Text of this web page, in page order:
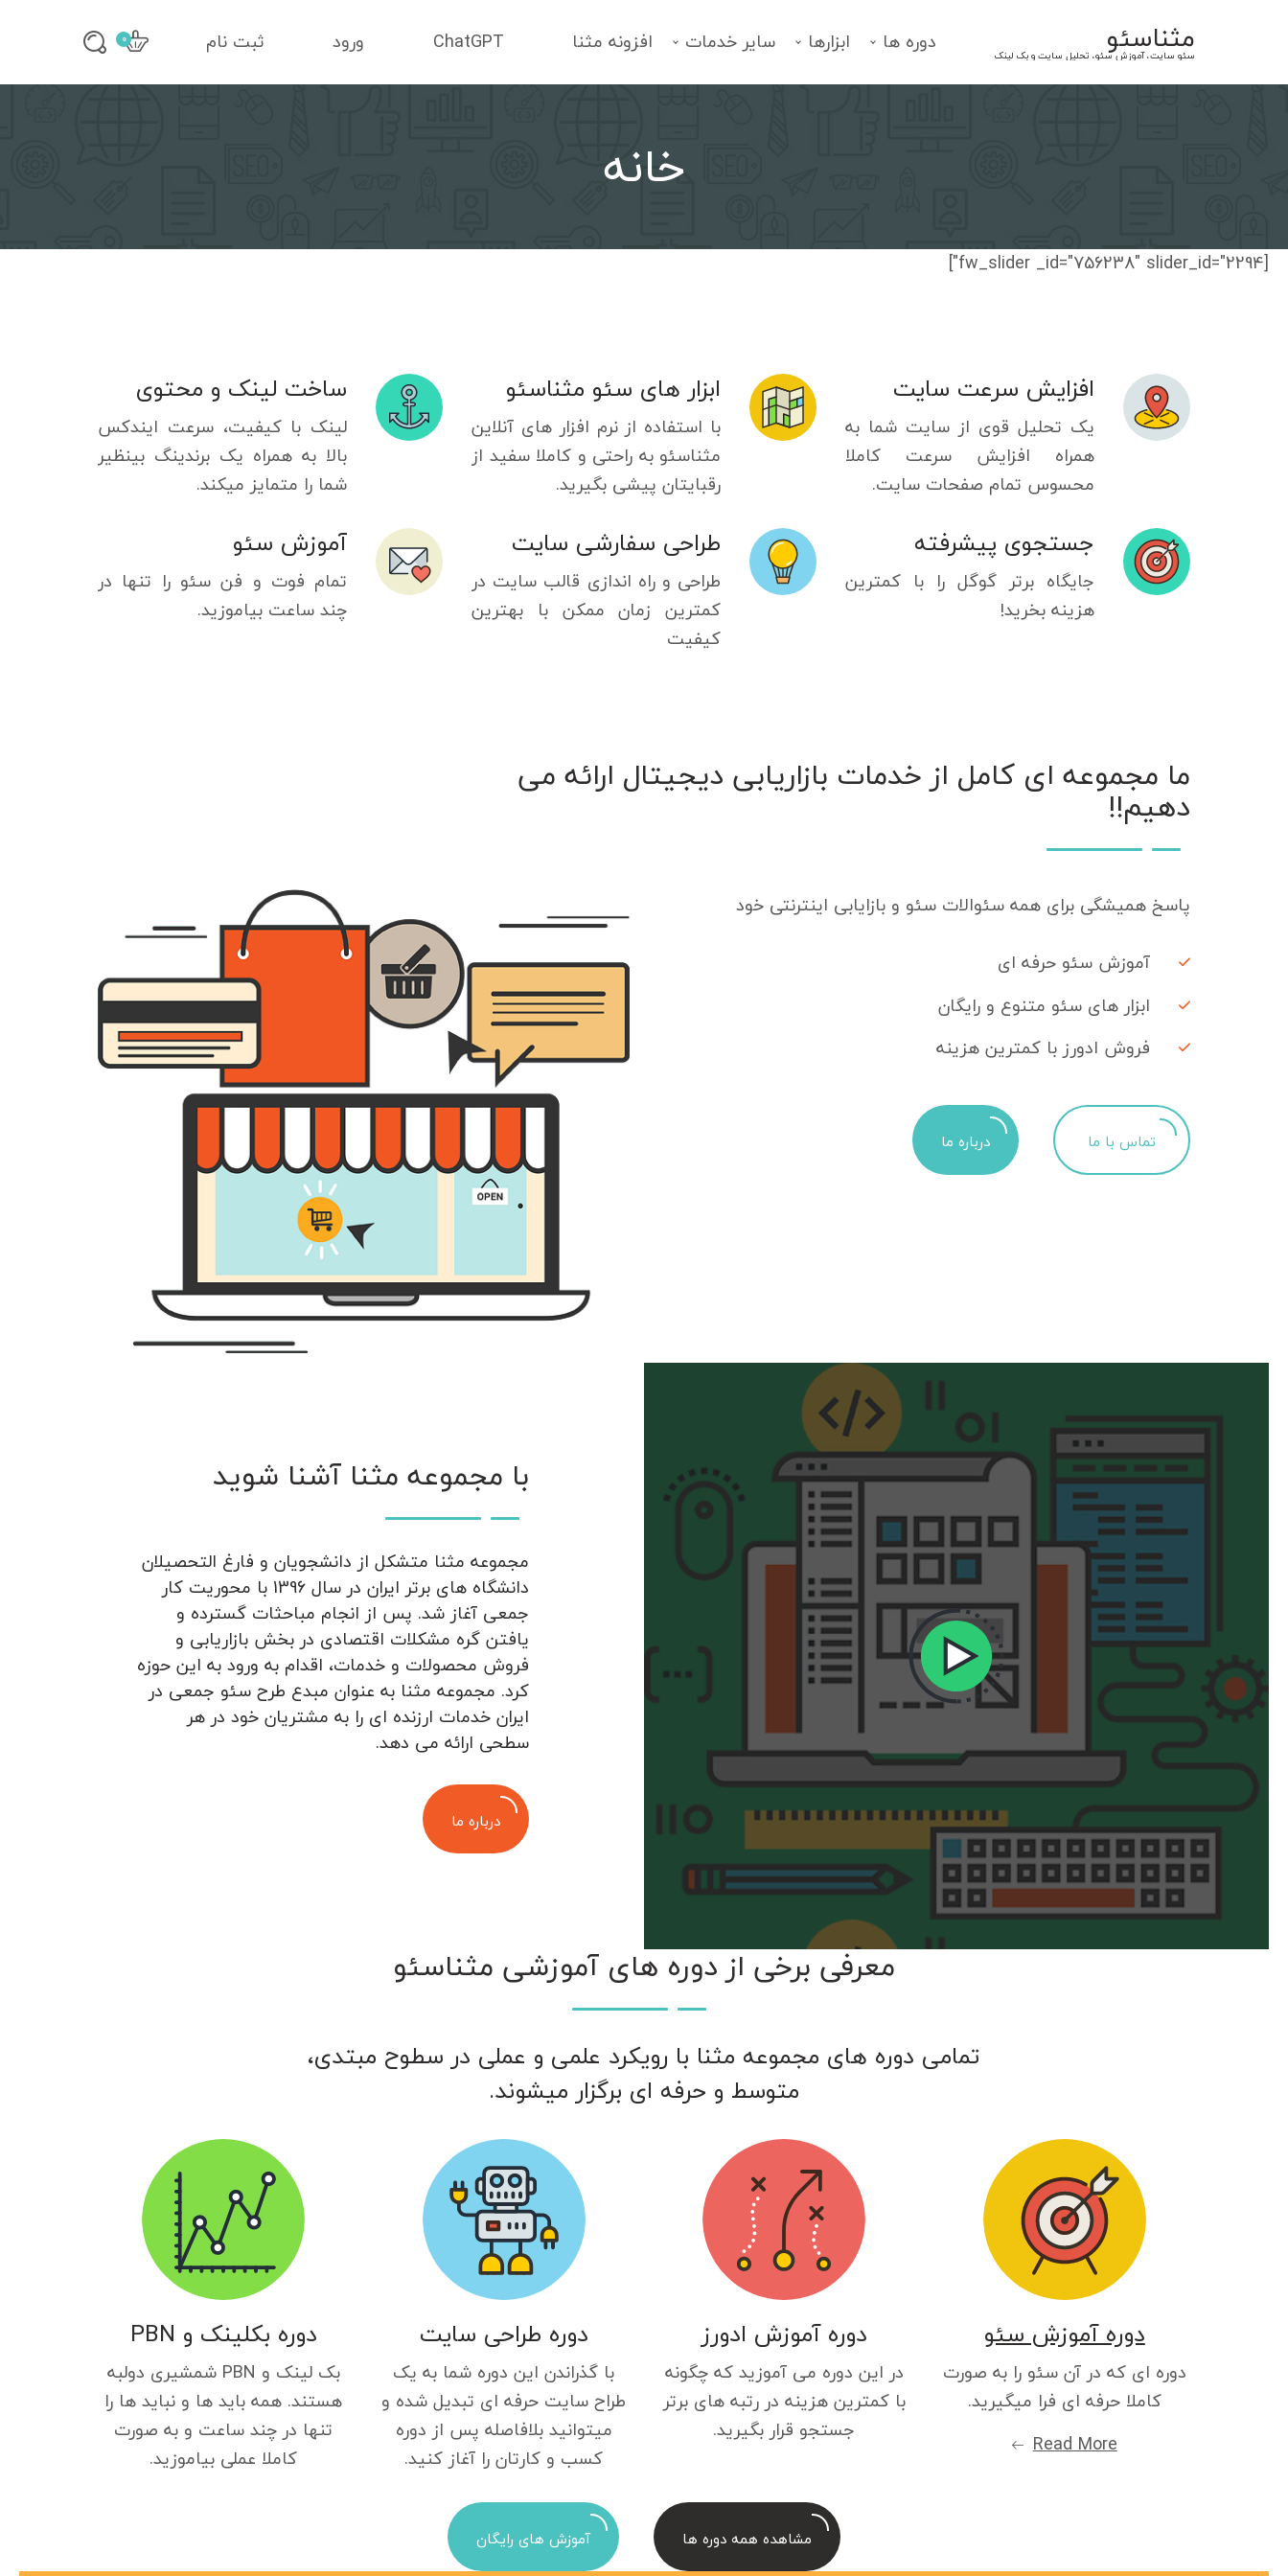
مثناسئو
سئو سایت، آموزش سئو، تحلیل سایت و بک لینک دوره ها ابزارها سایر خدمات
فهرست خدمات
انتخاب یک سرویس
افزونه مثنا ChatGPT ورود ثبت نام 0
خانه
[fw_slider _id="756238" slider_id="2294"]
افزایش سرعت سایت
یک تحلیل قوی از سایت شما به
همراه افزایش سرعت کاملا
محسوس تمام صفحات سایت.
ابزار های سئو مثناسئو
با استفاده از نرم افزار های آنلاین
مثناسئو به راحتی و کاملا سفید از
رقبایتان پیشی بگیرید.
ساخت لینک و محتوی
لینک با کیفیت، سرعت ایندکس
بالا به همراه یک برندینگ بینظیر
شما را متمایز میکند.
جستجوی پیشرفته
جایگاه برتر گوگل را با کمترین
هزینه بخرید!
طراحی سفارشی سایت
طراحی و راه اندازی قالب سایت در
کمترین زمان ممکن با بهترین
کیفیت
آموزش سئو
تمام فوت و فن سئو را تنها در
چند ساعت بیاموزید.
ما مجموعه ای کامل از خدمات بازاریابی دیجیتال ارائه می
دهیم!!
پاسخ همیشگی برای همه سئوالات سئو و بازایابی اینترنتی خود
آموزش سئو حرفه ای
ابزار های سئو متنوع و رایگان
فروش ادورز با کمترین هزینه
تماس با ما درباره ما
با مجموعه مثنا آشنا شوید
مجموعه مثنا متشکل از دانشجویان و فارغ التحصیلان
دانشگاه های برتر ایران در سال 1396 با محوریت کار
جمعی آغاز شد. پس از انجام مباحثات گسترده و
یافتن گره مشکلات اقتصادی در بخش بازاریابی و
فروش محصولات و خدمات، اقدام به ورود به این حوزه
کرد. مجموعه مثنا به عنوان مبدع طرح سئو جمعی در
ایران خدمات ارزنده ای را به مشتریان خود در هر
سطحی ارائه می دهد.
درباره ما
معرفی برخی از دوره های آموزشی مثناسئو
تمامی دوره های مجموعه مثنا با رویکرد علمی و عملی در سطوح مبتدی،
متوسط و حرفه ای برگزار میشوند.
دوره آموزش سئو
دوره ای که در آن سئو را به صورت
کاملا حرفه ای فرا میگیرید.
Read More
دوره آموزش ادورز
در این دوره می آموزید که چگونه
با کمترین هزینه در رتبه های برتر
جستجو قرار بگیرید.
دوره طراحی سایت
با گذراندن این دوره شما به یک
طراح سایت حرفه ای تبدیل شده و
میتوانید بلافاصله پس از دوره
کسب و کارتان را آغاز کنید.
دوره بکلینک و PBN
بک لینک و PBN شمشیری دولبه
هستند. همه باید ها و نباید ها را
تنها در چند ساعت و به صورت
کاملا عملی بیاموزید.
مشاهده همه دوره ها آموزش های رایگان